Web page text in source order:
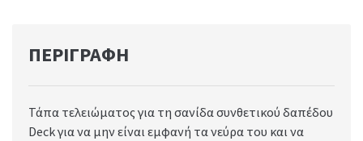
ΠΕΡΙΓΡΑΦΉ
Τάπα τελειώματος για τη σανίδα συνθετικoύ δαπέδου
Deck για να μην είναι εμφανή τα νεύρα του και να